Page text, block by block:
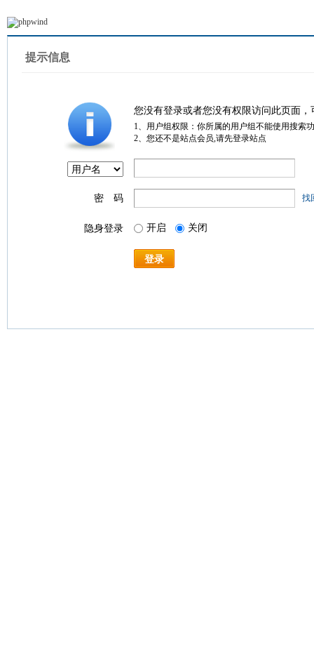
提示信息
您没有登录或者您没有权限访问此页面
1、用户组权限：你所属的用户组不能使用搜索
2、您还不是站点会员,请先登录站点
密 码 找
隐身登录 开启 关闭
登录